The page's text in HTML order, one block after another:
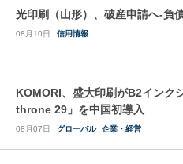
光印刷（山形）、破産申請へ-負
08月10日 信用情報
KOMORI、盛大印刷がB2インク
throne 29」を中国初導入
08月07日 グローバル 企業・経営